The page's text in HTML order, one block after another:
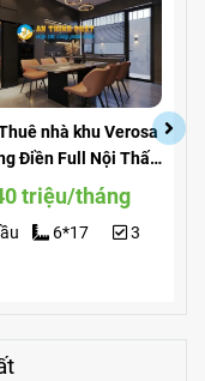
nhà khu Verosa
Điền Full Nội Thất
View Công Viên
triệu/tháng
6*17 3